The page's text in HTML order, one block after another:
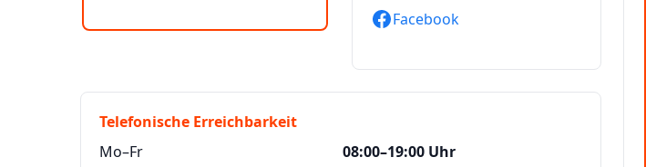
Facebook
Telefonische Erreichbarkeit
Mo–Fr
08:00–19:00 Uhr